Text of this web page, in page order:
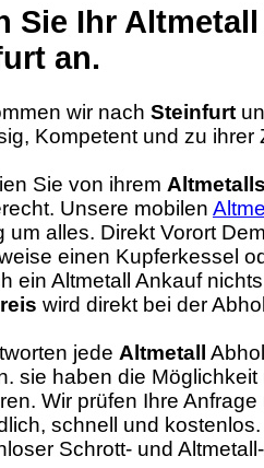
Sie Ihr
an.
wir nach Steinfurt
Kompetent und zu ihrer
Sie von ihrem
Unsere mobilen
um alles. Direkt Vorort
einen Kupferkessel
ein Altmetall Ankauf
wird direkt bei der
jede Altmetall
sie haben die Möglichkeit
Wir prüfen Ihre
schnell und
Schrott- und